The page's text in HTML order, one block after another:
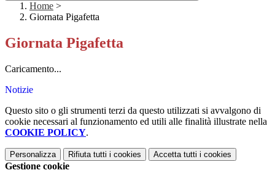
Home >
Giornata Pigafetta
Giornata Pigafetta
Caricamento...
Notizie
Questo sito o gli strumenti terzi da questo utilizzati si avvalgono di
cookie necessari al funzionamento ed utili alle finalità illustrate nella
COOKIE POLICY.
Personalizza Rifiuta tutti i cookies Accetta tutti i cookies
Gestione cookie